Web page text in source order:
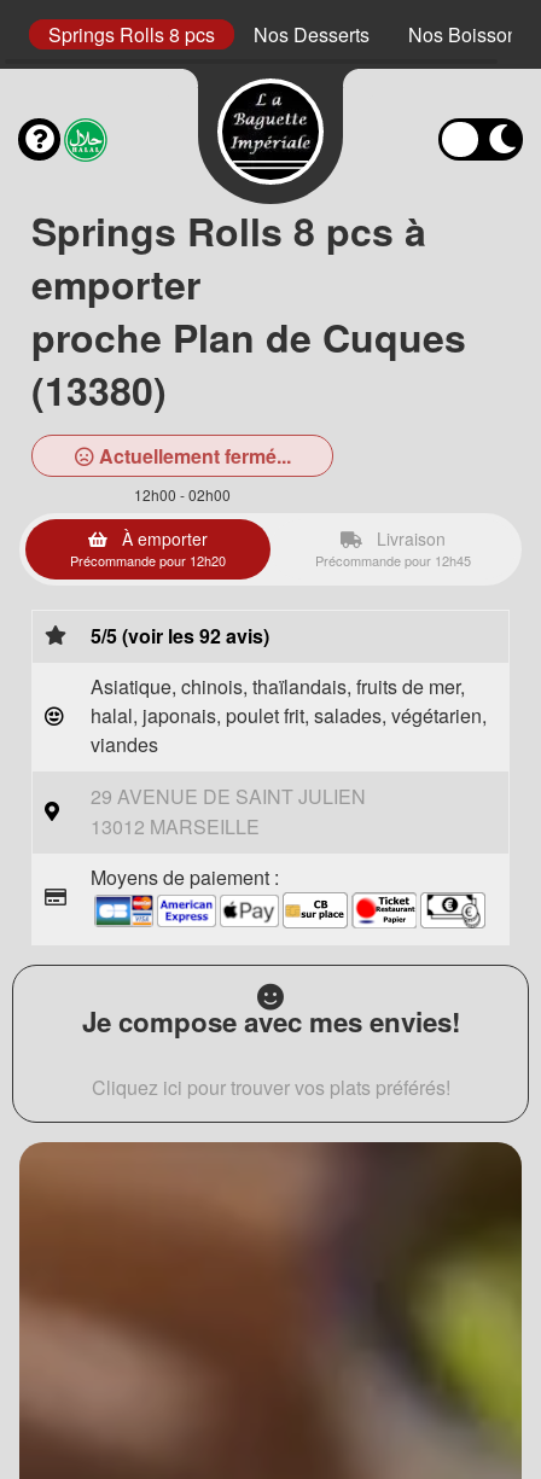
Springs Rolls 8 pcs Nos Desserts Nos Boissons
Springs Rolls 8 pcs à
emporter
proche Plan de Cuques
(13380)
Actuellement fermé...
12h00 - 02h00
À emporter
Précommande pour 12h20
Livraison
Précommande pour 12h45
5/5 (voir les 92 avis)
Asiatique, chinois, thaïlandais, fruits de mer,
halal, japonais, poulet frit, salades, végétarien,
viandes
29 AVENUE DE SAINT JULIEN
13012 MARSEILLE
Moyens de paiement :
Je compose avec mes envies!
Cliquez ici pour trouver vos plats préférés!